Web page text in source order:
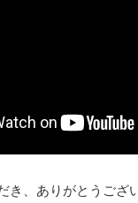
き、ありがとうござ